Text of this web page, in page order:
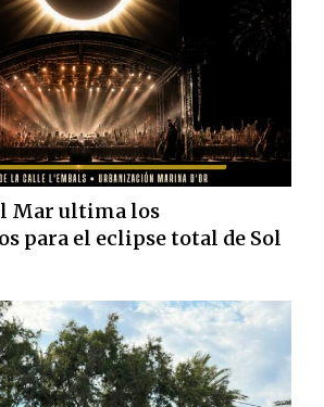
Mar ultima los
para el eclipse total de Sol